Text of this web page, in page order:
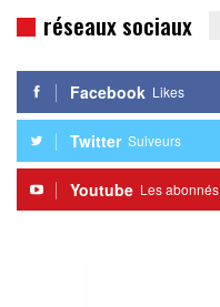
réseaux sociaux
Facebook Likes
Twitter Suiveurs
Youtube Les abonnés